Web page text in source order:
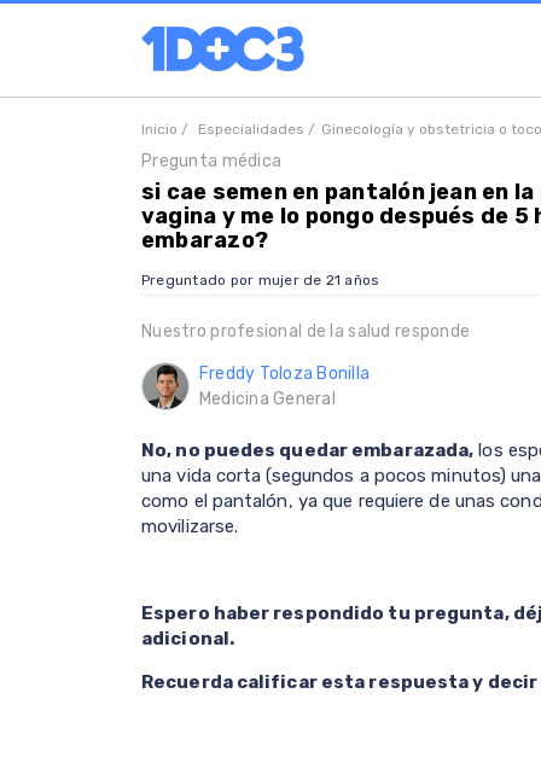
Inicio / Especialidades / Ginecología y obstetricia o
Pregunta médica
si cae semen en pantalón jean en
vagina y me lo pongo después de
embarazo?
Preguntado por mujer de 21 años
Nuestro profesional de la salud responde
Freddy Toloza Bonilla
Medicina General
No, no puedes quedar embarazada, los
una vida corta (segundos a pocos minutos)
como el pantalón, ya que requiere de unas
movilizarse.
Espero haber respondido tu pregunta,
adicional.
Recuerda calificar esta respuesta y